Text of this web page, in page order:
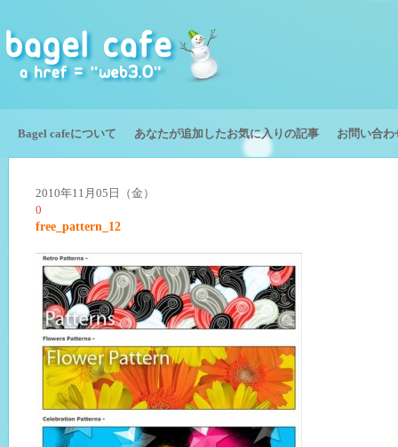
Bagel cafeについて あなたが追加したお気に入りの記事 お問い合わ
2010年11月05日（金）
0
free_pattern_12